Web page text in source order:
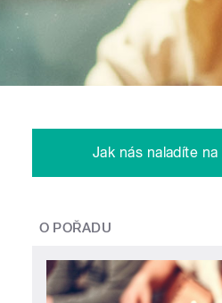
Jak nás naladíte na
O POŘADU